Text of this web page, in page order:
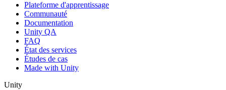
Plateforme d'apprentissage
Communauté
Documentation
Unity QA
FAQ
État des services
Études de cas
Made with Unity
Unity